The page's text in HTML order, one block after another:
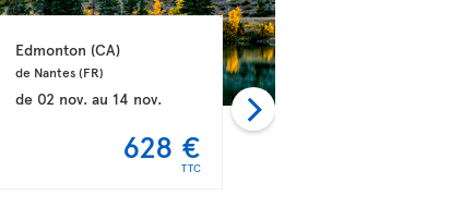
Edmonton (CA)
de Nantes (FR)
de 02 nov. au 14 nov.
628 €
TTC
Edmonton
de Marseille
de